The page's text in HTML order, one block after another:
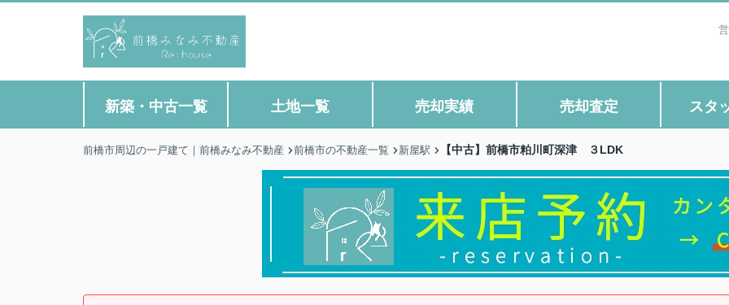
新築・中古一覧 土地一覧 売却実績 売却査定 スタ
前橋市周辺の一戸建て｜前橋みなみ不動産 前橋市の不動産一覧 新屋駅 【中古】前橋市粕川町深津 ３LDK